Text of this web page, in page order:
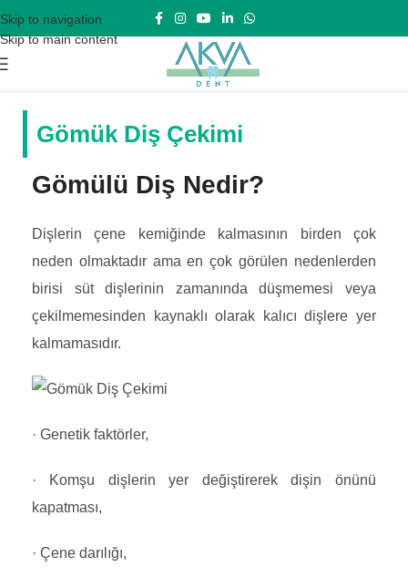
Skip to navigation
Skip to main content
Gömük Diş Çekimi
Gömülü Diş Nedir?
Dişlerin çene kemiğinde kalmasının birden çok
neden olmaktadır ama en çok görülen nedenlerden
birisi süt dişlerinin zamanında düşmemesi veya
çekilmemesinden kaynaklı olarak kalıcı dişlere yer
kalmamasıdır.
· Genetik faktörler,
· Komşu dişlerin yer değiştirerek dişin önünü
kapatması,
· Çene darılığı,